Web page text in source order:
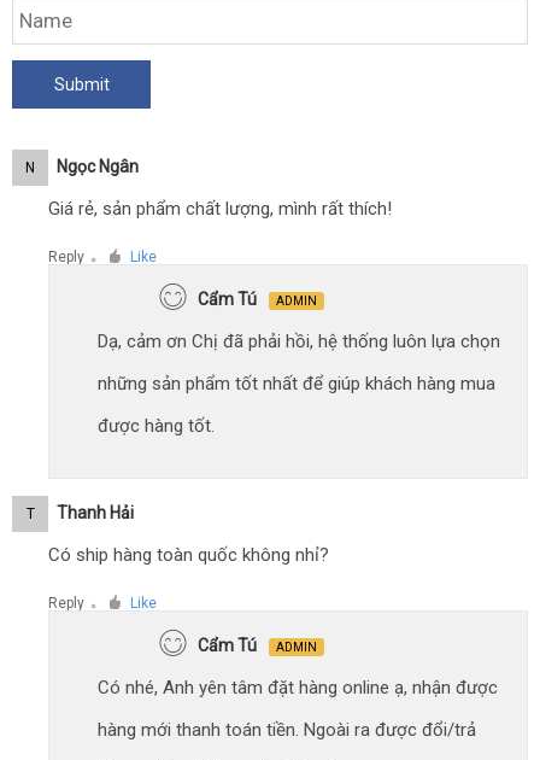
N Ngọc Ngân
Giá rẻ, sản phẩm chất lượng, mình rất thích!
Reply ● Like
Cẩm Tú ADMIN
Dạ, cảm ơn Chị đã phải hồi, hệ thống luôn lựa chọn
những sản phẩm tốt nhất để giúp khách hàng mua
được hàng tốt.
T Thanh Hải
Có ship hàng toàn quốc không nhỉ?
Reply ● Like
Cẩm Tú ADMIN
Có nhé, Anh yên tâm đặt hàng online ạ, nhận được
hàng mới thanh toán tiền. Ngoài ra được đổi/trả